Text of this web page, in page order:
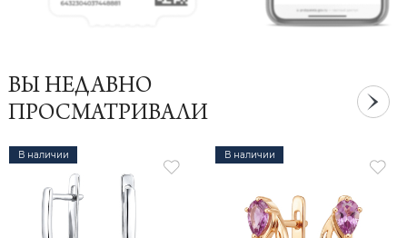
ВЫ НЕДАВНО
ПРОСМАТРИВАЛИ
В наличии В наличии